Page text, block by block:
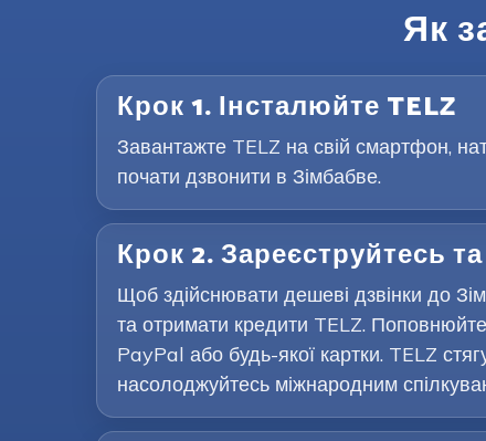
Як
Крок 1. Інсталюйте TELZ
Завантажте TELZ на свій смартфон,
почати дзвонити в Зімбабве.
Крок 2. Зареєструйтесь
Щоб здійснювати дешеві дзвінки до
та отримати кредити TELZ.
PayPal або будь-якої картки. TELZ
насолоджуйтесь міжнародним